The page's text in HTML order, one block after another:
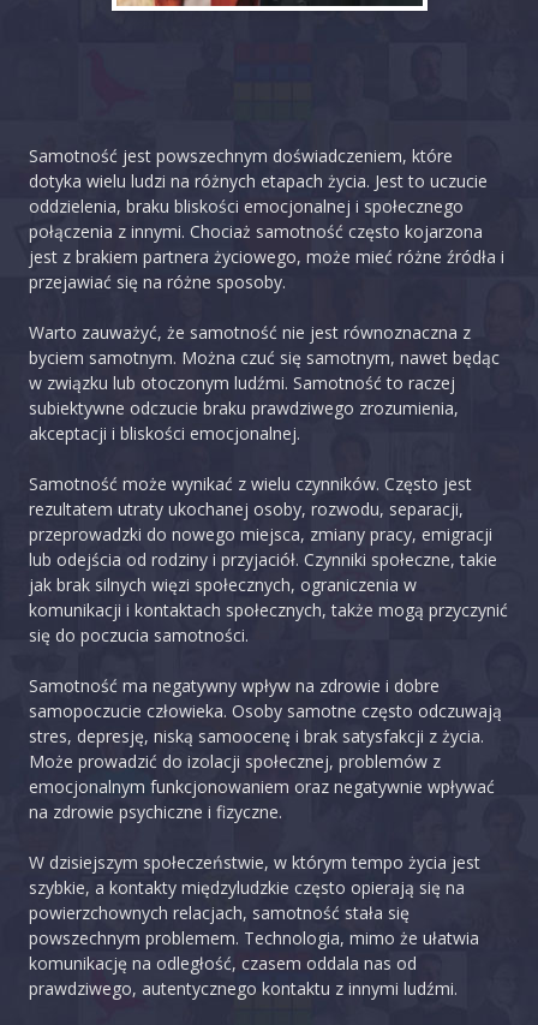
Samotność jest powszechnym doświadczeniem, które
dotyka wielu ludzi na różnych etapach życia. Jest to uczucie
oddzielenia, braku bliskości emocjonalnej i społecznego
połączenia z innymi. Chociaż samotność często kojarzona
jest z brakiem partnera życiowego, może mieć różne źródła i
przejawiać się na różne sposoby.
Warto zauważyć, że samotność nie jest równoznaczna z
byciem samotnym. Można czuć się samotnym, nawet będąc
w związku lub otoczonym ludźmi. Samotność to raczej
subiektywne odczucie braku prawdziwego zrozumienia,
akceptacji i bliskości emocjonalnej.
Samotność może wynikać z wielu czynników. Często jest
rezultatem utraty ukochanej osoby, rozwodu, separacji,
przeprowadzki do nowego miejsca, zmiany pracy, emigracji
lub odejścia od rodziny i przyjaciół. Czynniki społeczne, takie
jak brak silnych więzi społecznych, ograniczenia w
komunikacji i kontaktach społecznych, także mogą przyczynić
się do poczucia samotności.
Samotność ma negatywny wpływ na zdrowie i dobre
samopoczucie człowieka. Osoby samotne często odczuwają
stres, depresję, niską samoocenę i brak satysfakcji z życia.
Może prowadzić do izolacji społecznej, problemów z
emocjonalnym funkcjonowaniem oraz negatywnie wpływać
na zdrowie psychiczne i fizyczne.
W dzisiejszym społeczeństwie, w którym tempo życia jest
szybkie, a kontakty międzyludzkie często opierają się na
powierzchownych relacjach, samotność stała się
powszechnym problemem. Technologia, mimo że ułatwia
komunikację na odległość, czasem oddala nas od
prawdziwego, autentycznego kontaktu z innymi ludźmi.